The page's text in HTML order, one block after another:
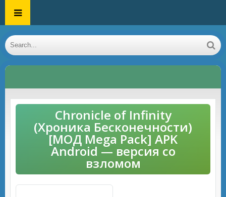
Chronicle of Infinity
(Хроника Бесконечности)
[МОД Mega Pack] APK
Android — версия со
взломом